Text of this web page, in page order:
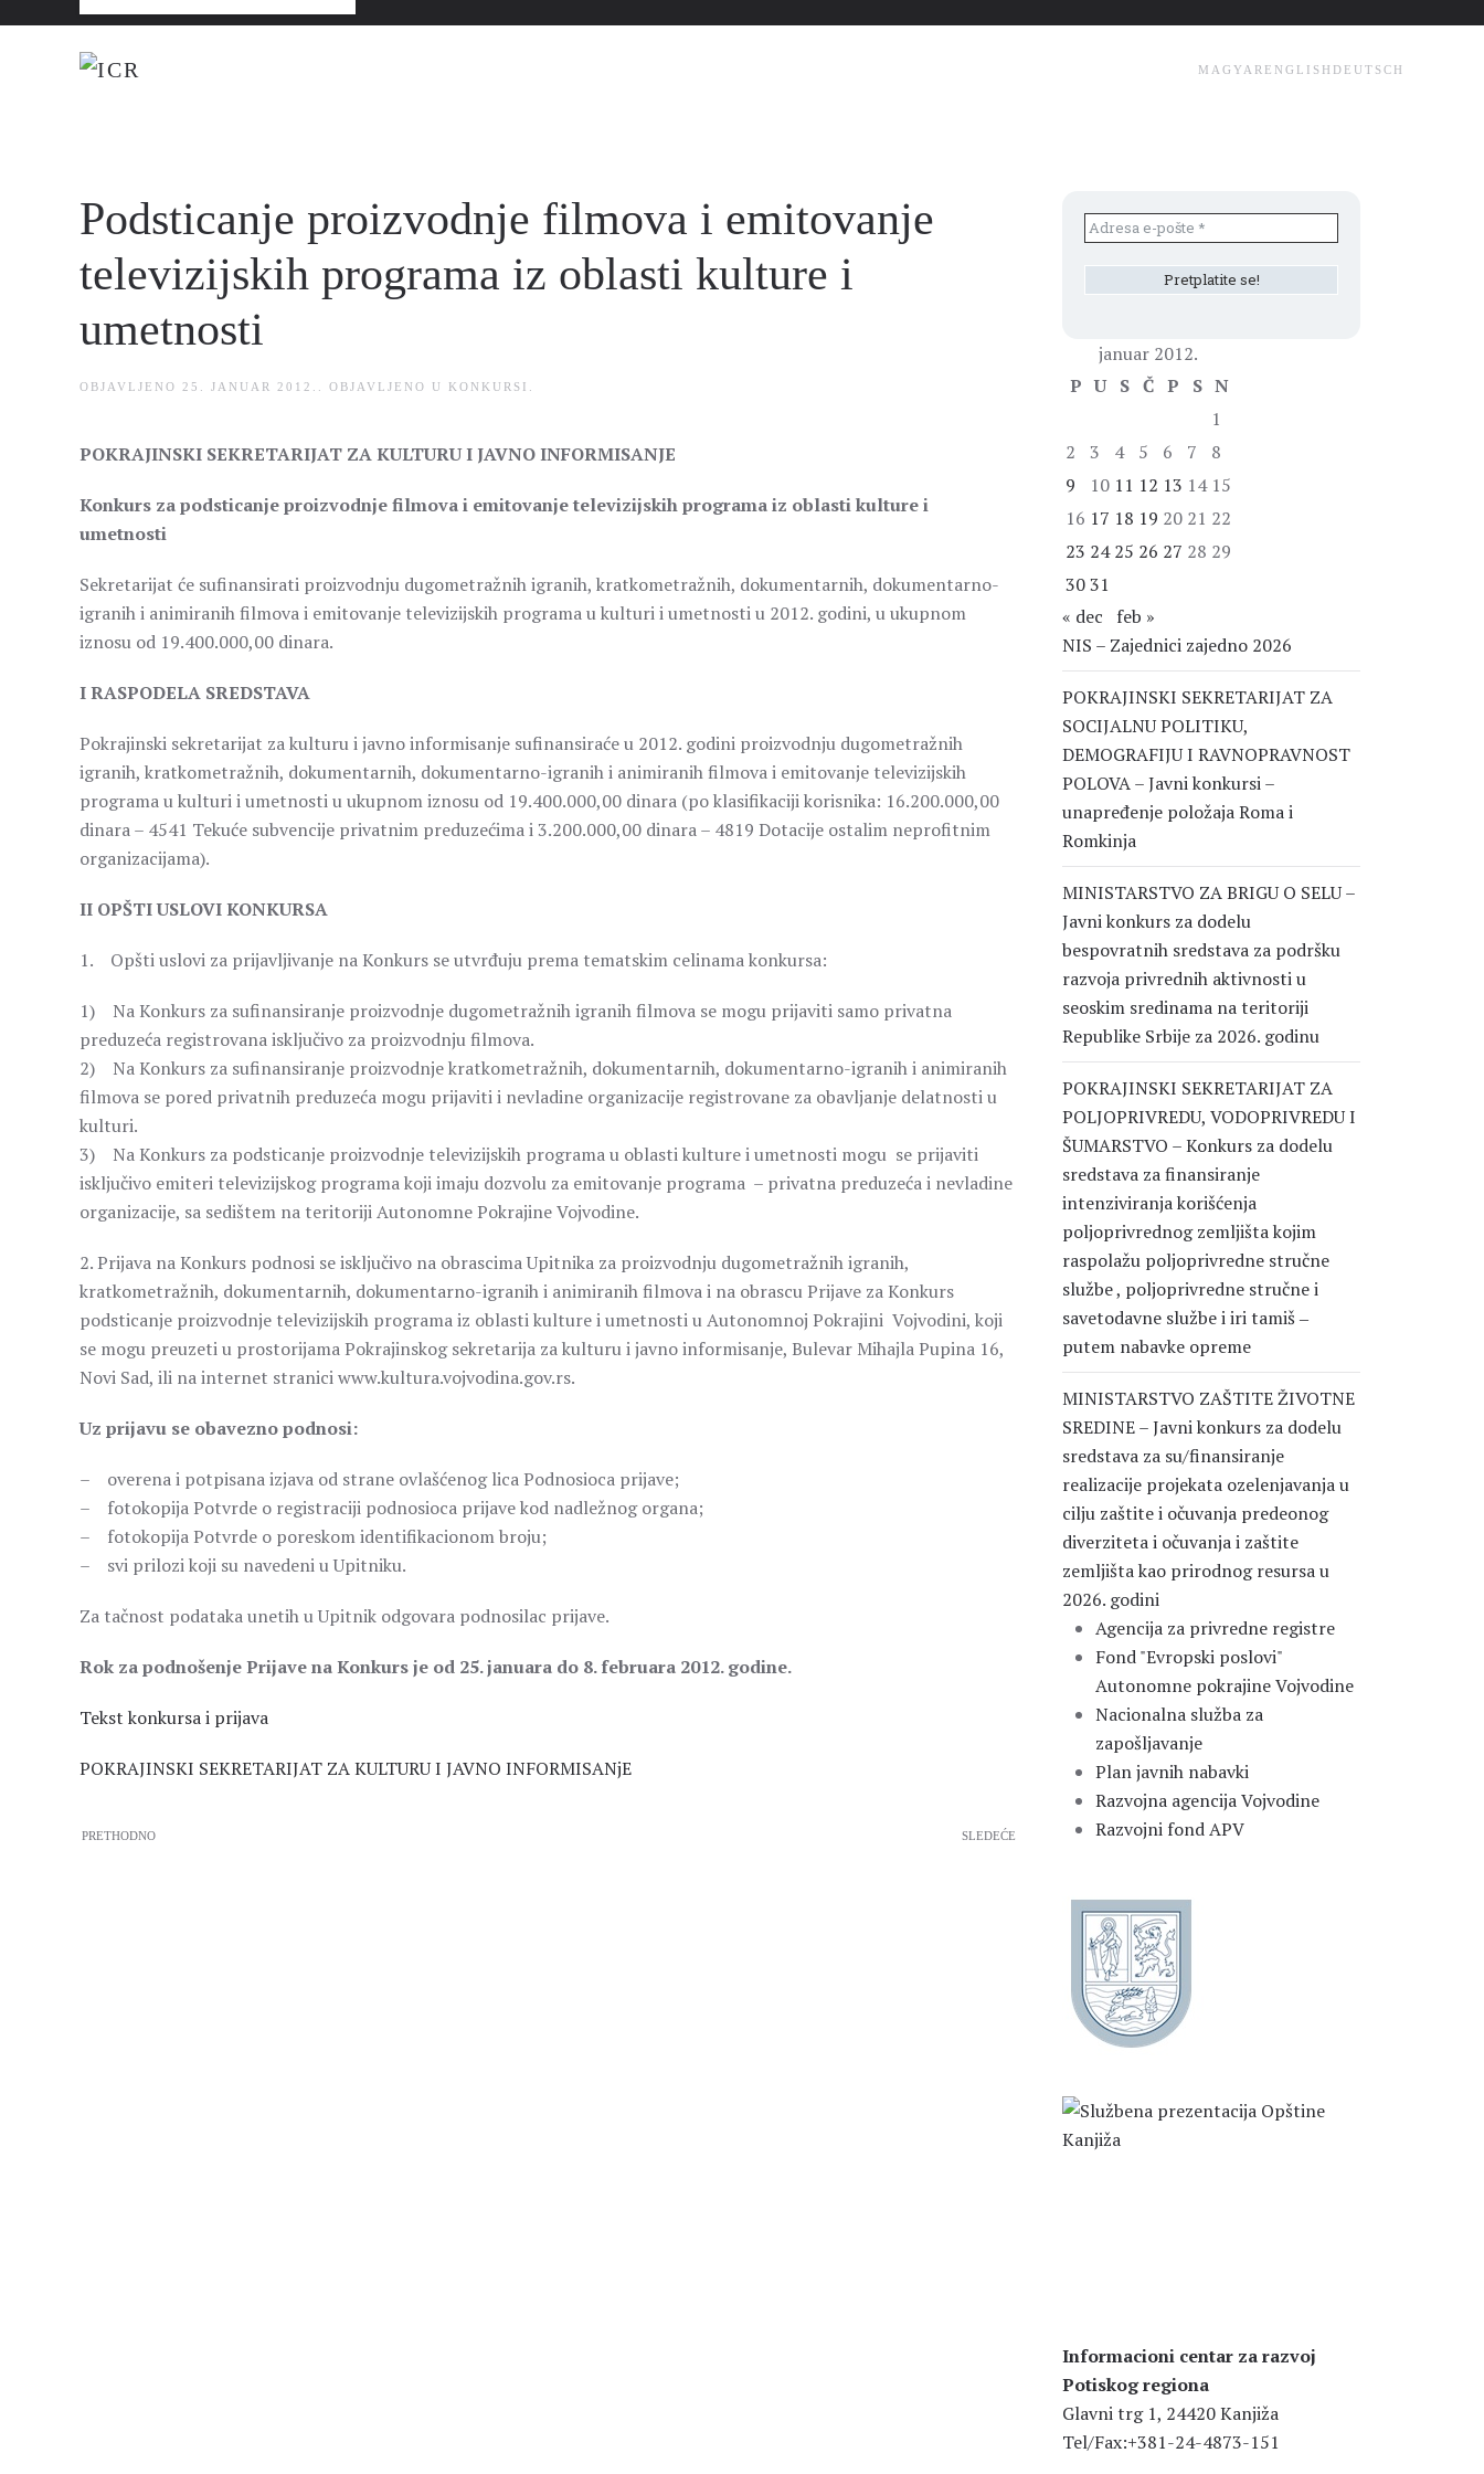
MAGYAR ENGLISH DEUTSCH
Podsticanje proizvodnje filmova i emitovanje
televizijskih programa iz oblasti kulture i
umetnosti
OBJAVLJENO 25. JANUAR 2012. . OBJAVLJENO U KONKURSI
POKRAJINSKI SEKRETARIJAT ZA KULTURU I JAVNO INFORMISANJE
Konkurs za podsticanje proizvodnje filmova i emitovanje televizijskih programaiz oblasti kulture i
umetnosti
Sekretarijat će sufinansirati proizvodnju dugometražnih igranih, kratkometražnih, dokumentarnih, dokumentarno-
igranih i animiranih filmova i emitovanje televizijskih programa u kulturi i umetnosti u 2012. godini, u ukupnom
iznosu od 19.400.000,00 dinara.
I RASPODELA SREDSTAVA
Pokrajinski sekretarijat za kulturu i javno informisanje sufinansiraće u 2012. godini proizvodnju dugometražnih
igranih, kratkometražnih, dokumentarnih, dokumentarno-igranih i animiranih filmova i emitovanje televizijskih
programa u kulturi i umetnosti u ukupnom iznosu od 19.400.000,00 dinara (po klasifikaciji korisnika: 16.200.000,00
dinara – 4541 Tekuće subvencije privatnim preduzećima i 3.200.000,00 dinara – 4819 Dotacije ostalim neprofitnim
organizacijama).
II OPŠTI USLOVI KONKURSA
1. Opšti uslovi za prijavljivanje na Konkurs se utvrđuju prema tematskim celinama konkursa:
1) Na Konkurs za sufinansiranje proizvodnje dugometražnih igranih filmova se mogu prijaviti samo privatna
preduzeća registrovana isključivo za proizvodnju filmova.
2) Na Konkurs za sufinansiranje proizvodnje kratkometražnih, dokumentarnih, dokumentarno-igranih i animiranih
filmova se pored privatnih preduzeća mogu prijaviti i nevladine organizacije registrovane za obavljanje delatnosti u
kulturi.
3) Na Konkurs za podsticanje proizvodnje televizijskih programa u oblasti kulture i umetnosti mogu se prijaviti
isključivo emiteri televizijskog programa koji imaju dozvolu za emitovanje programa – privatna preduzeća i nevladine
organizacije, sa sedištem na teritoriji Autonomne Pokrajine Vojvodine.
2. Prijava na Konkurs podnosi se isključivo na obrascima Upitnika za proizvodnju dugometražnih igranih,
kratkometražnih, dokumentarnih, dokumentarno-igranih i animiranih filmova i na obrascu Prijave za Konkurs
podsticanje proizvodnje televizijskih programa iz oblasti kulture i umetnosti u Autonomnoj Pokrajini Vojvodini, koji
se mogu preuzeti u prostorijama Pokrajinskog sekretarija za kulturu i javno informisanje, Bulevar Mihajla Pupina 16,
Novi Sad, ili na internet stranici www.kultura.vojvodina.gov.rs.
Uz prijavu se obavezno podnosi:
– overena i potpisana izjava od strane ovlašćenog lica Podnosioca prijave;
– fotokopija Potvrde o registraciji podnosioca prijave kod nadležnog organa;
– fotokopija Potvrde o poreskom identifikacionom broju;
– svi prilozi koji su navedeni u Upitniku.
Za tačnost podataka unetih u Upitnik odgovara podnosilac prijave.
Rok za podnošenje Prijave na Konkurs je od 25. januara do 8. februara 2012. godine.
Tekst konkursa i prijava
POKRAJINSKI SEKRETARIJAT ZA KULTURU I JAVNO INFORMISANjE
PRETHODNO SLEDEĆE
januar 2012.
P U S Č P S N
1
2
3 4 5 6 7
8
9
10 11 12 13 14 15
16 17 18 19 20 21 22
23 24 25 26 27 28 29
3031
« dec
feb »
NIS – Zajednici zajedno 2026
POKRAJINSKI SEKRETARIJAT ZA
SOCIJALNU POLITIKU,
DEMOGRAFIJU I RAVNOPRAVNOST
POLOVA – Javni konkursi –
unapređenje položaja Roma i
Romkinja
MINISTARSTVO ZA BRIGU O SELU –
Javni konkurs za dodelu
bespovratnih sredstava za podršku
razvoja privrednih aktivnosti u
seoskim sredinama na teritoriji
Republike Srbije za 2026. godinu
POKRAJINSKI SEKRETARIJAT ZA
POLJOPRIVREDU, VODOPRIVREDU I
ŠUMARSTVO – Konkurs za dodelu
sredstava za finansiranje
intenziviranja korišćenja
poljoprivrednog zemljišta kojim
raspolažu poljoprivredne stručne
službe , poljoprivredne stručne i
savetodavne službe i iri tamiš ‒
putem nabavke opreme
MINISTARSTVO ZAŠTITE ŽIVOTNE
SREDINE – Javni konkurs za dodelu
sredstava za su/finansiranje
realizacije projekata ozelenjavanja u
cilju zaštite i očuvanja predeonog
diverziteta i očuvanja i zaštite
zemljišta kao prirodnog resursa u
2026. godini
Agencija za privredne registre
Fond "Evropski poslovi"
Autonomne pokrajine Vojvodine
Nacionalna služba za
zapošljavanje
Plan javnih nabavki
Razvojna agencija Vojvodine
Razvojni fond APV
Informacioni centar za razvoj
Potiskog regiona
Glavni trg 1, 24420 Kanjiža
Tel/Fax:+381-24-4873-151